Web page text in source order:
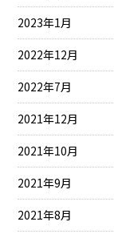
2023年1月
2022年12月
2022年7月
2021年12月
2021年10月
2021年9月
2021年8月